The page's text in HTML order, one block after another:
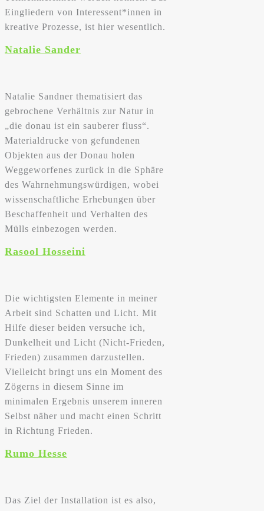
Eingliedern von Interessent*innen in
kreative Prozesse, ist hier wesentlich.
Natalie Sander
Natalie Sandner thematisiert das
gebrochene Verhältnis zur Natur in
„die donau ist ein sauberer fluss“.
Materialdrucke von gefundenen
Objekten aus der Donau holen
Weggeworfenes zurück in die Sphäre
des Wahrnehmungswürdigen, wobei
wissenschaftliche Erhebungen über
Beschaffenheit und Verhalten des
Mülls einbezogen werden.
Rasool Hosseini
Die wichtigsten Elemente in meiner
Arbeit sind Schatten und Licht. Mit
Hilfe dieser beiden versuche ich,
Dunkelheit und Licht (Nicht-Frieden,
Frieden) zusammen darzustellen.
Vielleicht bringt uns ein Moment des
Zögerns in diesem Sinne im
minimalen Ergebnis unserem inneren
Selbst näher und macht einen Schritt
in Richtung Frieden.
Rumo Hesse
Das Ziel der Installation ist es also,